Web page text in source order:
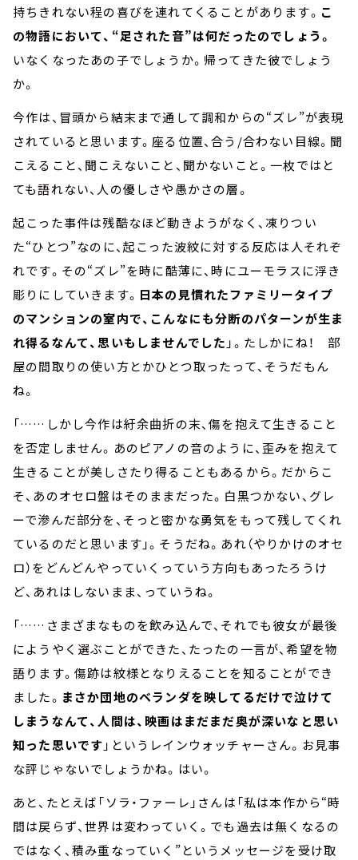
持ちきれない程の喜びを連れてくることがあります。 こ
の物語において、“足された音”は何だったのでしょう。
いなくなったあの子でしょうか。帰ってきた彼でしょう
か。
今作は、冒頭から結末まで通して調和からの“ズレ”が表現
されていると思います。座る位置、合う/合わない目線。聞
こえること、聞こえないこと、聞かないこと。一枚ではと
ても語れない、人の優しさや愚かさの層。
起こった事件は残酷なほど動きようがなく、凍りつい
た“ひとつ”なのに、起こった波紋に対する反応は人それぞ
れです。その“ズレ”を時に酷薄に、時にユーモラスに浮き
彫りにしていきます。 日本の見慣れたファミリータイプ
のマンションの室内で、こんなにも分断のパターンが生ま
れ得るなんて、思いもしませんでした 」。たしかにね！ 部
屋の間取りの使い方とかひとつ取ったって、そうだもん
ね。
「……しかし今作は紆余曲折の末、傷を抱えて生きること
を否定しません。あのピアノの音のように、歪みを抱えて
生きることが美しさたり得ることもあるから。だからこ
そ、あのオセロ盤はそのままだった。白黒つかない、グレ
ーで滲んだ部分を、そっと密かな勇気をもって残してくれ
ているのだと思います」。そうだね。あれ（やりかけのオセ
ロ）をどんどんやっていくっていう方向もあったろうけ
ど、あれはしないまま、っていうね。
「……さまざまなものを飲み込んで、それでも彼女が最後
にようやく選ぶことができた、たったの一言が、希望を物
語ります。傷跡は紋様となりえることを知ることができ
ました。 まさか団地のベランダを映してるだけで泣けて
しまうなんて、人間は、映画はまだまだ奥が深いなと思い
知った思いです 」というレインウォッチャーさん。お見事
な評じゃないでしょうかね。はい。
あと、たとえば「ソラ・ファーレ」さんは「私は本作から“時
間は戻らず、世界は変わっていく。でも過去は無くなるの
ではなく、積み重なっていく”というメッセージを受け取